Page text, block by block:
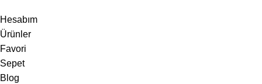
Hesabım
Ürünler
Favori
Sepet
Blog